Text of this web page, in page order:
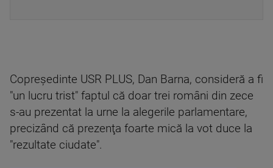
Copreşedinte USR PLUS, Dan Barna, consideră a fi
"un lucru trist" faptul că doar trei români din zece
s-au prezentat la urne la alegerile parlamentare,
precizând că prezenţa foarte mică la vot duce la
"rezultate ciudate".